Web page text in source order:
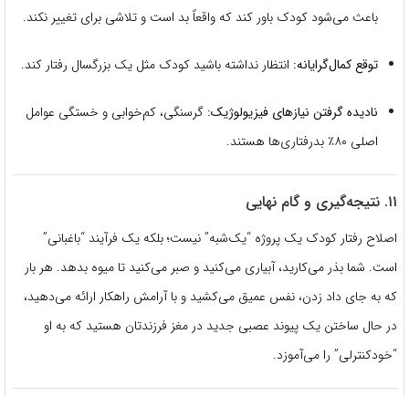
باعث می‌شود کودک باور کند که واقعاً بد است و تلاشی برای تغییر نکند.
توقع کمال‌گرایانه: انتظار نداشته باشید کودک مثل یک بزرگسال رفتار کند.
نادیده گرفتن نیازهای فیزیولوژیک: گرسنگی، کم‌خوابی و خستگی عوامل
اصلی ۸۰٪ بدرفتاری‌ها هستند.
۱۱. نتیجه‌گیری و گام نهایی
اصلاح رفتار کودک یک پروژه “یک‌شبه” نیست؛ بلکه یک فرآیند “باغبانی”
است. شما بذر می‌کارید، آبیاری می‌کنید و صبر می‌کنید تا میوه بدهد. هر بار
که به جای داد زدن، نفس عمیق می‌کشید و با آرامش راهکار ارائه می‌دهید،
در حال ساختن یک پیوند عصبی جدید در مغز فرزندتان هستید که به او
“خودکنترلی” را می‌آموزد.